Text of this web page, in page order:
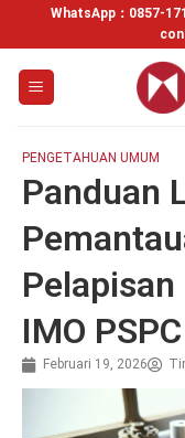
WhatsApp： 0857-
PENGETAHUAN UMUM
Panduan
IMO
Februari 19, 2026